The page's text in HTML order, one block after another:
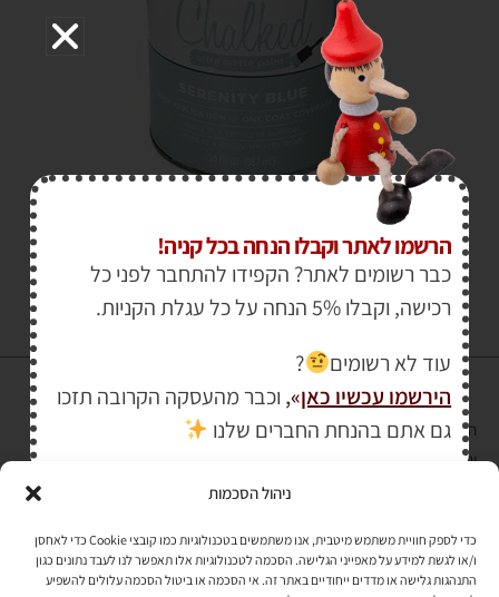
ניהול הסכמות
כדי לספק חוויית משתמש מיטבית, אנו משתמשים בטכנולוגיות כמו קובצי Cookie כדי לאחסן
ו/או לגשת למידע על מאפייני הגלישה. הסכמה לטכנולוגיות אלו תאפשר לנו לעבד נתונים כגון
התנהגות גלישה או מדדים ייחודיים באתר זה. אי הסכמה או ביטול הסכמה עלולים להשפיע
והעומד בתקן אבטחה PCI DSS Level-1
לתקנון האתר»
הרשמו לאתר וקבלו הנחה בכל קניה!
כבר רשומים לאתר? הקפידו להתחבר לפני כל
רכישה, וקבלו 5% הנחה על כל עגלת הקניות.
עוד לא רשומים
?
הירשמו עכשיו כאן»
, וכבר מהעסקה הקרובה תזכו
גם אתם בהנחת החברים שלנו